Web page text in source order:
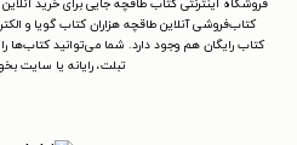
فروشگاه اینترنتی کتاب طاقچه جایی برای خرید
کتاب‌فروشی آنلاین طاقچه هزاران کتاب گویا و
کتاب رایگان هم وجود دارد. شما می‌توانید کتاب‌ها را
تبلت، رایانه یا سایت